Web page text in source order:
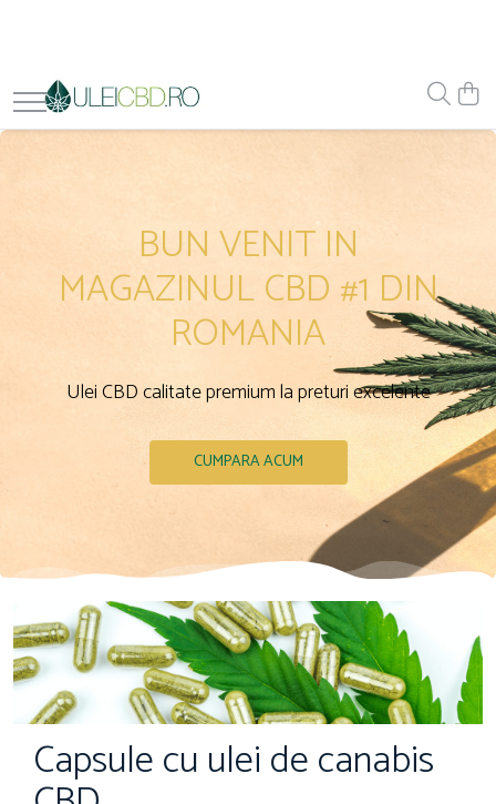
BUN VENIT IN
MAGAZINUL CBD #1 DIN
ROMANIA
Ulei CBD calitate premium la preturi excelente
CUMPARA ACUM
Capsule cu ulei de canabis